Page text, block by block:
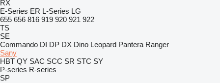
RX
E-Series ER L-Series LG
655 656 816 919 920 921 922
TS
SE
Commando DI DP DX Dino Leopard Pantera Ranger
Sany
HBT QY SAC SCC SR STC SY
P-series R-series
SP